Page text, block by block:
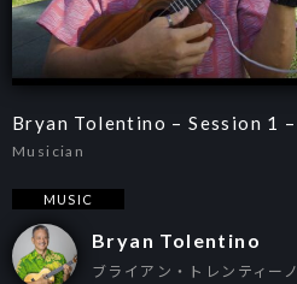
Bryan Tolentino – Session 1 –
Musician
MUSIC
Bryan Tolentino
ブライアン・トレンティーノ